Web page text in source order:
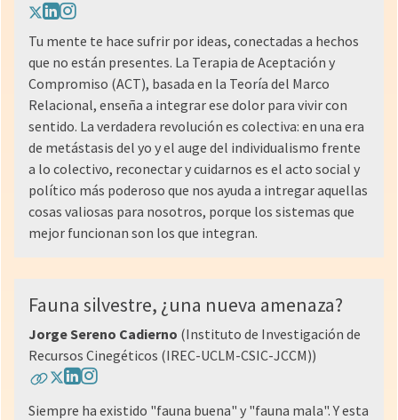
Tu mente te hace sufrir por ideas, conectadas a hechos
que no están presentes. La Terapia de Aceptación y
Compromiso (ACT), basada en la Teoría del Marco
Relacional, enseña a integrar ese dolor para vivir con
sentido. La verdadera revolución es colectiva: en una era
de metástasis del yo y el auge del individualismo frente
a lo colectivo, reconectar y cuidarnos es el acto social y
político más poderoso que nos ayuda a intregar aquellas
cosas valiosas para nosotros, porque los sistemas que
mejor funcionan son los que integran.
Fauna silvestre, ¿una nueva amenaza?
Jorge Sereno Cadierno (Instituto de Investigación de
Recursos Cinegéticos (IREC-UCLM-CSIC-JCCM))
Siempre ha existido "fauna buena" y "fauna mala". Y esta